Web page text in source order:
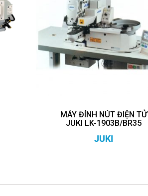
MÁY ĐÍNH NÚT ĐIỆN TỬ
JUKI LK-1903B/BR35
JUKI